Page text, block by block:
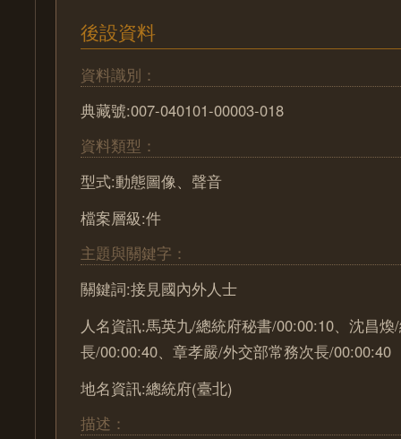
後設資料
資料識別：
典藏號:007-040101-00003-018
資料類型：
型式:動態圖像、聲音
檔案層級:件
主題與關鍵字：
關鍵詞:接見國內外人士
人名資訊:馬英九/總統府秘書/00:00:10、沈昌
長/00:00:40、章孝嚴/外交部常務次長/00:00:40
地名資訊:總統府(臺北)
描述：